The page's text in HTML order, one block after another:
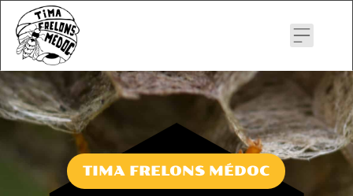
content
TIMA FRELONS MÉDOC